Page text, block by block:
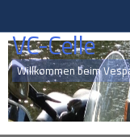
springen
VC-Celle
Willkommen beim